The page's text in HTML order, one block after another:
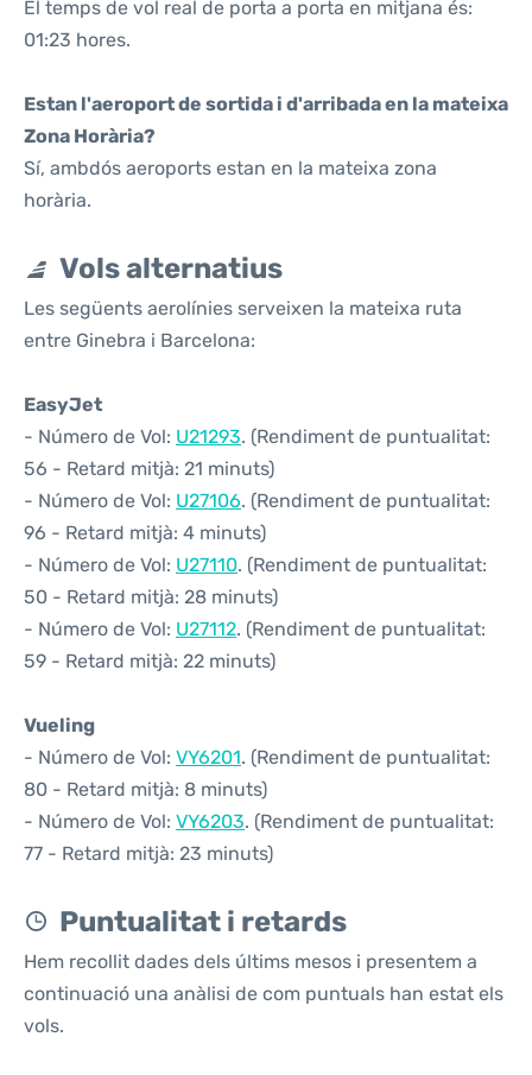
El temps de vol real de porta a porta en mitjana és:
01:23 hores.
Estan l'aeroport de sortida i d'arribada en la mateixa
Zona Horària?
Sí, ambdós aeroports estan en la mateixa zona
horària.
Vols alternatius
Les següents aerolínies serveixen la mateixa ruta
entre Ginebra i Barcelona:
EasyJet
- Número de Vol: U21293. (Rendiment de puntualitat:
56 - Retard mitjà: 21 minuts)
- Número de Vol: U27106. (Rendiment de puntualitat:
96 - Retard mitjà: 4 minuts)
- Número de Vol: U27110. (Rendiment de puntualitat:
50 - Retard mitjà: 28 minuts)
- Número de Vol: U27112. (Rendiment de puntualitat:
59 - Retard mitjà: 22 minuts)
Vueling
- Número de Vol: VY6201. (Rendiment de puntualitat:
80 - Retard mitjà: 8 minuts)
- Número de Vol: VY6203. (Rendiment de puntualitat:
77 - Retard mitjà: 23 minuts)
Puntualitat i retards
Hem recollit dades dels últims mesos i presentem a
continuació una anàlisi de com puntuals han estat els
vols.